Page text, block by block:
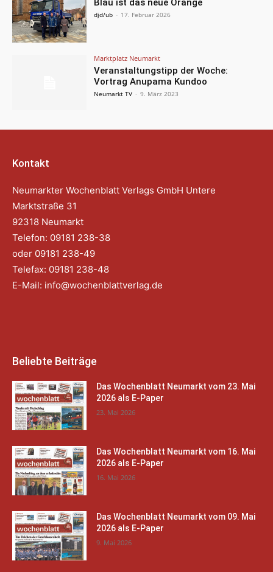
Blau ist das neue Orange
djd/ub - 17. Februar 2026
Marktplatz Neumarkt
Veranstaltungstipp der Woche:
Vortrag Anupama Kundoo
Neumarkt TV - 9. März 2023
Kontakt
Neumarkter Wochenblatt Verlags GmbH Untere
Marktstraße 31
92318 Neumarkt
Telefon: 09181 238-38
oder 09181 238-49
Telefax: 09181 238-48
E-Mail: info@wochenblattverlag.de
Beliebte Beiträge
Das Wochenblatt Neumarkt vom 23. Mai
2026 als E-Paper
23. Mai 2026
Das Wochenblatt Neumarkt vom 16. Mai
2026 als E-Paper
16. Mai 2026
Das Wochenblatt Neumarkt vom 09. Mai
2026 als E-Paper
9. Mai 2026